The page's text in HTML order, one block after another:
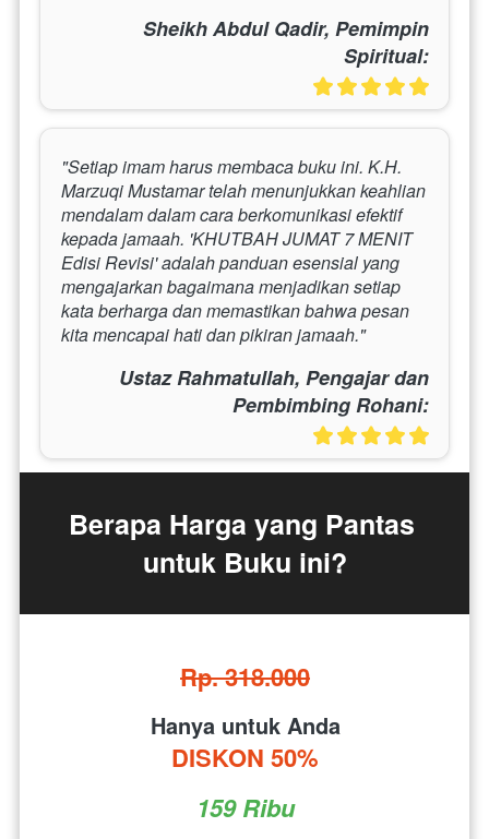
Sheikh Abdul Qadir, Pemimpin
Spiritual:
"Setiap imam harus membaca buku ini. K.H.
Marzuqi Mustamar telah menunjukkan keahlian
mendalam dalam cara berkomunikasi efektif
kepada jamaah. 'KHUTBAH JUMAT 7 MENIT
Edisi Revisi' adalah panduan esensial yang
mengajarkan bagaimana menjadikan setiap
kata berharga dan memastikan bahwa pesan
kita mencapai hati dan pikiran jamaah."
Ustaz Rahmatullah, Pengajar dan
Pembimbing Rohani:
Berapa Harga yang Pantas
untuk Buku ini?
Rp. 318.000
Hanya untuk Anda
DISKON 50%
159 Ribu